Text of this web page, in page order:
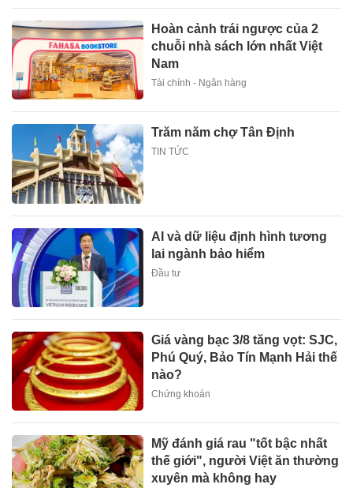
Hoàn cảnh trái ngược của 2
chuỗi nhà sách lớn nhất Việt
Nam
Tài chính - Ngân hàng
Trăm năm chợ Tân Định
TIN TỨC
AI và dữ liệu định hình tương
lai ngành bảo hiểm
Đầu tư
Giá vàng bạc 3/8 tăng vọt: SJC,
Phú Quý, Bảo Tín Mạnh Hải thế
nào?
Chứng khoán
Mỹ đánh giá rau "tốt bậc nhất
thế giới", người Việt ăn thường
xuyên mà không hay